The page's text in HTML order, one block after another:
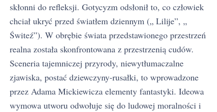
skłonni do refleksji. Gotycyzm odsłonił to, co człowiek
chciał ukryć przed światłem dziennym („ Lilije”, „
Świteź”). W obrębie świata przedstawionego przestrzeń
realna została skonfrontowana z przestrzenią cudów.
Sceneria tajemniczej przyrody, niewytłumaczalne
zjawiska, postać dziewczyny-rusałki, to wprowadzone
przez Adama Mickiewicza elementy fantastyki. Ideowa
wymowa utworu odwołuje się do ludowej moralności i